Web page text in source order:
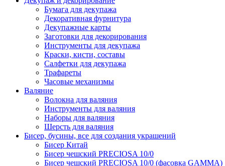
Бумага для декупажа
Декоративная фурнитура
Декупажные карты
Заготовки для декорирования
Инструменты для декупажа
Краски, кисти, составы
Салфетки для декупажа
Трафареты
Часовые механизмы
Валяние
Волокна для валяния
Инструменты для валяния
Наборы для валяния
Шерсть для валяния
Бисер, бусины, все для создания украшений
Бисер Китай
Бисер чешский PRECIOSA 10/0
Бисер чешский PRECIOSA 10/0 (фасовка GAMMA)